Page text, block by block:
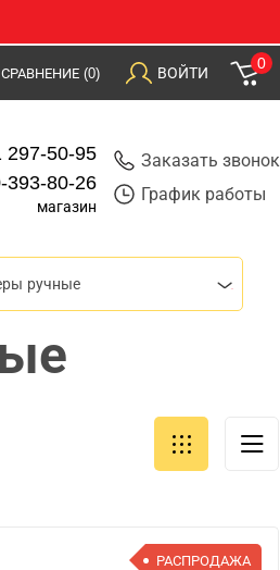
СРАВНЕНИЕ (0) ВОЙТИ
0
297-50-95
393-80-26
магазин
Заказать звонок
График работы
ручные
РАСПРОДАЖА